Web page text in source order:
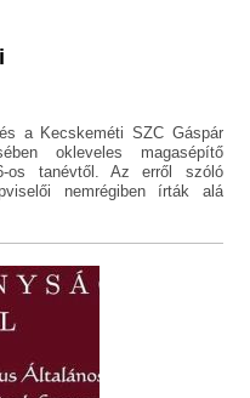
a Kecskeméti SZC Gáspár
okleveles magasépítő
os tanévtől. Az erről szóló
nemrégiben írták alá